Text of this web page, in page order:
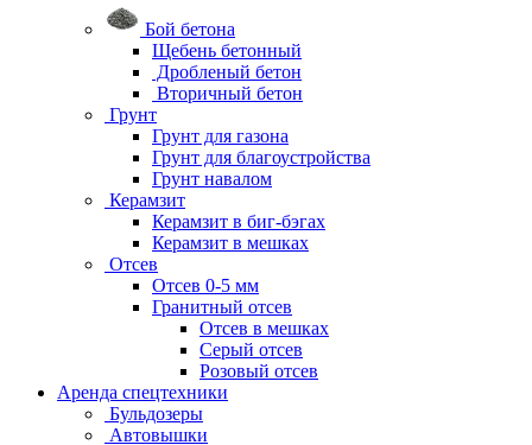
Бой бетона
Щебень бетонный
Дробленый бетон
Вторичный бетон
Грунт
Грунт для газона
Грунт для благоустройства
Грунт навалом
Керамзит
Керамзит в биг-бэгах
Керамзит в мешках
Отсев
Отсев 0-5 мм
Гранитный отсев
Отсев в мешках
Серый отсев
Розовый отсев
Аренда спецтехники
Бульдозеры
Автовышки